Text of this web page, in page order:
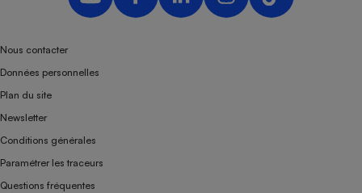
Nous contacter
Données personnelles
Plan du site
Newsletter
Conditions générales
Paramétrer les traceurs
Questions fréquentes